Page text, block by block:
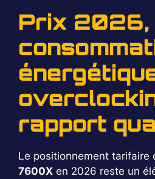
Prix 2026,
rapport
Le positionnement tarifaire
7600X en 2026 reste un